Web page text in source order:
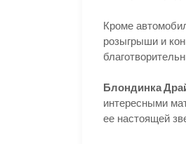
Кроме
розыгрыши и
Блондинка
интересными
ее настоящей